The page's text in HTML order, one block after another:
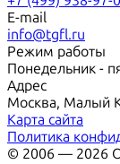
E-mail
info@tgfl.ru
Режим работы
Понедельник -
Адрес
Москва, Малый
Карта сайта
Политика
© 2006 — 2026